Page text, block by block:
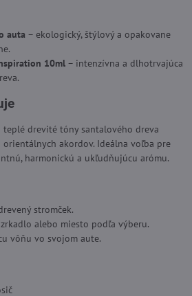
auta – ekologický, štýlový a opakovane
10ml – intenzívna a dlhotrvajúca
drevité tóny santalového dreva
akordov. Ideálna voľba pre
harmonickú a ukľudňujúcu arómu.
stromček.
alebo miesto podľa výberu.
vôňu vo svojom aute.